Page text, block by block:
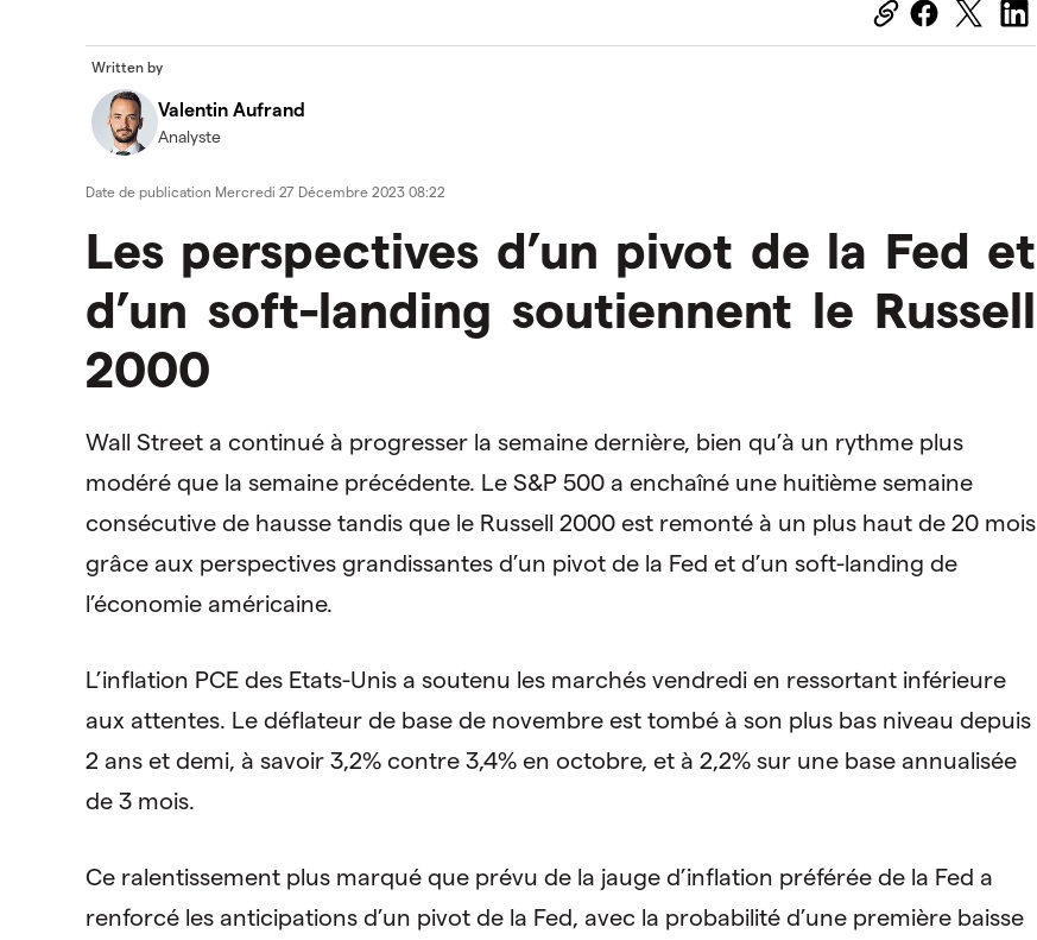
Written by
Valentin Aufrand
Analyste
Date de publication Mercredi 27 Décembre 2023 08:22
Les perspectives d’un pivot de la Fed et
d’un soft-landing soutiennent le Russell
2000
Wall Street a continué à progresser la semaine dernière, bien qu’à un rythme plus
modéré que la semaine précédente. Le S&P 500 a enchaîné une huitième semaine
consécutive de hausse tandis que le Russell 2000 est remonté à un plus haut de 20 mois
grâce aux perspectives grandissantes d’un pivot de la Fed et d’un soft-landing de
l’économie américaine.
L’inflation PCE des Etats-Unis a soutenu les marchés vendredi en ressortant inférieure
aux attentes. Le déflateur de base de novembre est tombé à son plus bas niveau depuis
2 ans et demi, à savoir 3,2% contre 3,4% en octobre, et à 2,2% sur une base annualisée
de 3 mois.
Ce ralentissement plus marqué que prévu de la jauge d’inflation préférée de la Fed a
renforcé les anticipations d’un pivot de la Fed, avec la probabilité d’une première baisse